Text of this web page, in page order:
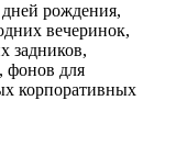
рождения,
вечеринок,
задников,
фонов для
корпоративных